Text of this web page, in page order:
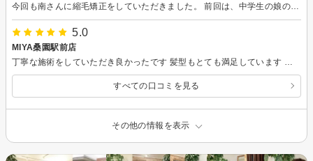
今回も南さんに縮毛矯正をしていただきました。 前回は、中学生の娘の縮毛矯正もお願いし、とても気に入っています。 またぜひよろしくお願いします
5.0
MIYA桑園駅前店
すべての口コミを見る
その他の情報を表示